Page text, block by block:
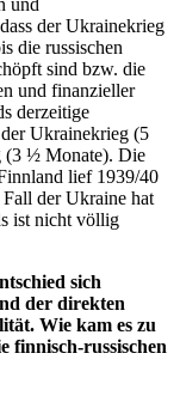
der Ukrainekrieg
die russischen
sind bzw. die
und finanzieller
derzeitige
Ukrainekrieg (5
(3 ½ Monate). Die
lief 1939/40
der Ukraine hat
ist nicht völlig
sich
der direkten
Wie kam es zu
finnisch-russischen